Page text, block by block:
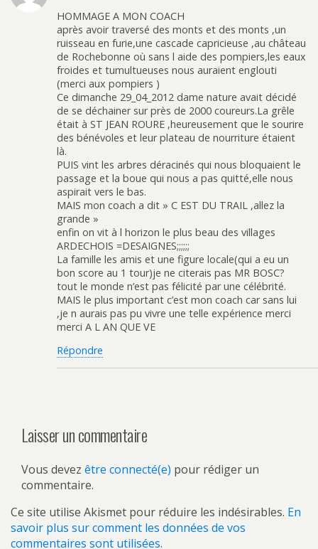
HOMMAGE A MON COACH
après avoir traversé des monts et des monts ,un
ruisseau en furie,une cascade capricieuse ,au château
de Rochebonne où sans l aide des pompiers,les eaux
froides et tumultueuses nous auraient englouti
(merci aux pompiers )
Ce dimanche 29_04_2012 dame nature avait décidé
de se déchainer sur près de 2000 coureurs.La grêle
était à ST JEAN ROURE ,heureusement que le sourire
des bénévoles et leur plateau de nourriture étaient
là.
PUIS vint les arbres déracinés qui nous bloquaient le
passage et la boue qui nous a pas quitté,elle nous
aspirait vers le bas.
MAIS mon coach a dit » C EST DU TRAIL ,allez la
grande »
enfin on vit à l horizon le plus beau des villages
ARDECHOIS =DESAIGNES;;;;;;
La famille les amis et une figure locale(qui a eu un
bon score au 1 tour)je ne citerais pas MR BOSC?
tout le monde n’est pas félicité par une célébrité.
MAIS le plus important c’est mon coach car sans lui
,je n aurais pas pu vivre une telle expérience merci
merci A L AN QUE VE
Répondre
Laisser un commentaire
Vous devez être connecté(e) pour rédiger un
commentaire.
Ce site utilise Akismet pour réduire les indésirables. En
savoir plus sur comment les données de vos
commentaires sont utilisées.